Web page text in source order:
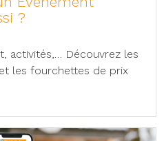
?
activités,… Découvrez les
les fourchettes de prix